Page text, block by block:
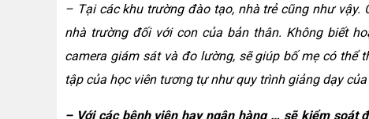
– Tại các khu trường đào tạo, nhà trẻ cũng như
nhà trường đối với con của bản thân. Không biết
camera giám sát và đo lường, sẽ giúp bố mẹ có
tập của học viên tương tự như quy trình giảng dạy
– Với các bệnh viện hay ngân hàng … sẽ kiểm soát